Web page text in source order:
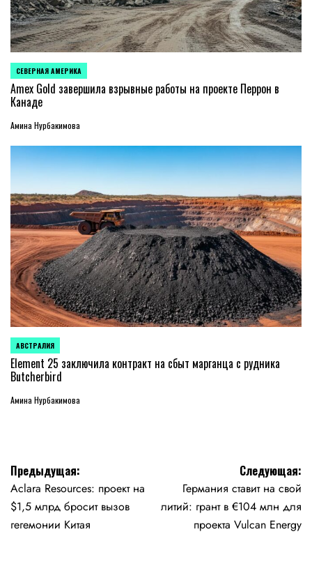
ОПУБЛИКОВАНО
В
СЕВЕРНАЯ АМЕРИКА
Amex Gold завершила взрывные работы на проекте Перрон в
Канаде
Амина Нурбакимова
ОПУБЛИКОВАНО
В
АВСТРАЛИЯ
Element 25 заключила контракт на сбыт марганца с рудника
Butcherbird
Амина Нурбакимова
Навигация
по
записям
Предыдущая:
Aclara Resources: проект на
$1,5 млрд бросит вызов
гегемонии Китая
Следующая:
Германия ставит на свой
литий: грант в €104 млн для
проекта Vulcan Energy